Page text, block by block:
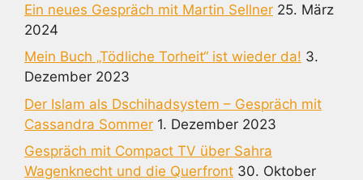
Ein neues Gespräch mit Martin Sellner 25. März
2024
Mein Buch „Tödliche Torheit“ ist wieder da! 3.
Dezember 2023
Der Islam als Dschihadsystem – Gespräch mit
Cassandra Sommer 1. Dezember 2023
Gespräch mit Compact TV über Sahra
Wagenknecht und die Querfront 30. Oktober